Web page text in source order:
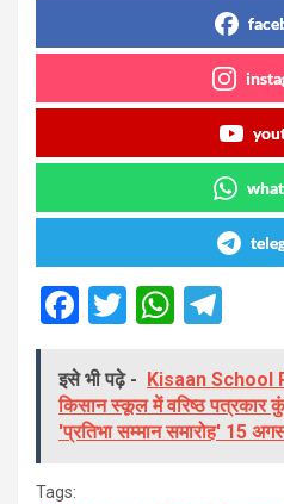
F
ce
b
T
tt
er
W
at
s
e
gr
इसे भी पढ़े -
Kisaan School
किसान स्कूल में वरिष्ठ पत्रकार
'प्रतिभा सम्मान समारोह' 15
Tags: